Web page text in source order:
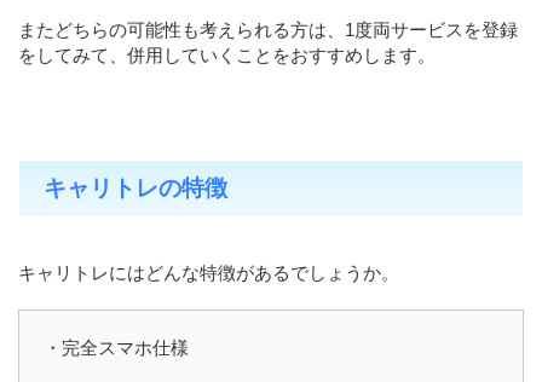
またどちらの可能性も考えられる方は、1度両サービスを登録
をしてみて、併用していくことをおすすめします。
キャリトレの特徴
キャリトレにはどんな特徴があるでしょうか。
・完全スマホ仕様